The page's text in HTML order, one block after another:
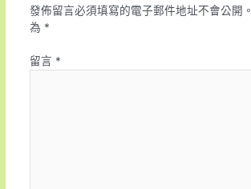
發佈留言必須填寫的電子郵件地址不會公開。
為 *
留言 *